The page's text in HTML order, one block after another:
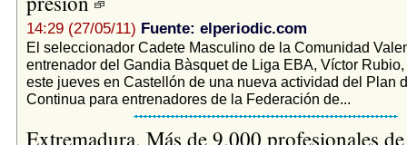
14:29 (27/05/11) Fuente: elperiodic.com
El seleccionador Cadete Masculino de la Comunidad
entrenador del Gandia Bàsquet de Liga EBA, Víctor
este jueves en Castellón de una nueva actividad del Plan
Continua para entrenadores de la Federación de...
Extremadura. Más de 9.000 profesionales